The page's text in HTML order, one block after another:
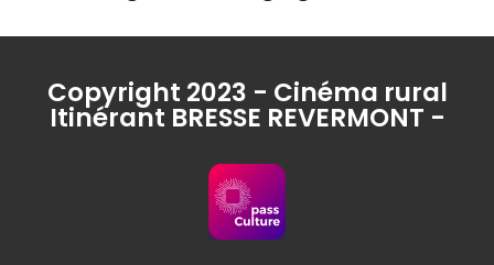
Copyright 2023 - Cinéma rural
Itinérant BRESSE REVERMONT -